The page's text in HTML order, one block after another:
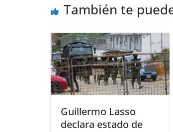
También te
Guillermo Lasso
declara estado de